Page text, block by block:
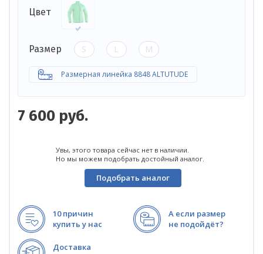
Цвет
Размер S L M
Размерная линейка 8848 ALTUTUDE
7 600 руб.
Увы, этого товара сейчас нет в наличии.
Но мы можем подобрать достойный аналог.
Подобрать аналог
10 причин
купить у нас
А если размер
не подойдёт?
Доставка